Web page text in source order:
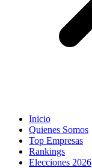
Inicio
Quienes Somos
Top Empresas
Rankings
Elecciones 2026